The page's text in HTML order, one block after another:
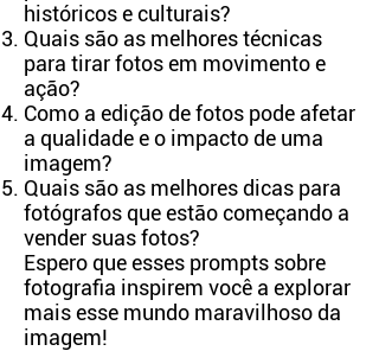
históricos e culturais?
Quais são as melhores técnicas
para tirar fotos em movimento e
ação?
Como a edição de fotos pode afetar
a qualidade e o impacto de uma
imagem?
Quais são as melhores dicas para
fotógrafos que estão começando a
vender suas fotos?
Espero que esses prompts sobre
fotografia inspirem você a explorar
mais esse mundo maravilhoso da
imagem!